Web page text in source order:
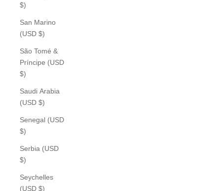
$)
San Marino
(USD $)
São Tomé &
Príncipe (USD
$)
Saudi Arabia
(USD $)
Senegal (USD
$)
Serbia (USD
$)
Seychelles
(USD $)